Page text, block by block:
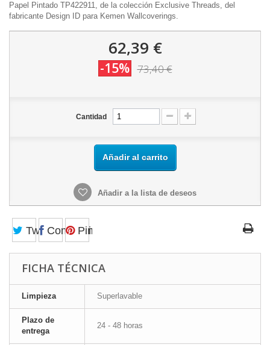
Papel Pintado TP422911, de la colección Exclusive Threads, del
fabricante Design ID para Kemen Wallcoverings.
62,39 €
-15% 73,40 €
Cantidad
Añadir al carrito
Añadir a la lista de deseos
TweetCompartirPinterest
FICHA TÉCNICA
Limpieza Superlavable
Plazo de
entrega
24 - 48 horas